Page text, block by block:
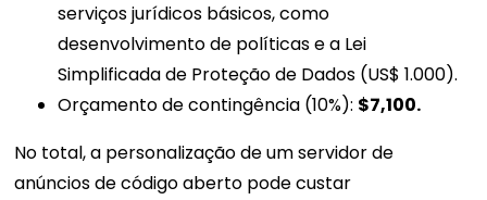
serviços jurídicos básicos, como
desenvolvimento de políticas e a Lei
Simplificada de Proteção de Dados (US$ 1.000).
Orçamento de contingência (10%): $7,100.
No total, a personalização de um servidor de
anúncios de código aberto pode custar